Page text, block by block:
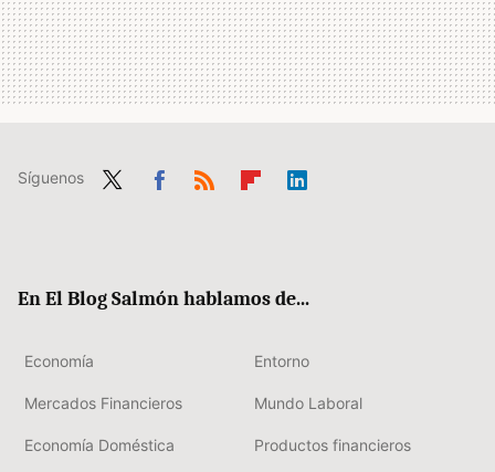
Síguenos
En El Blog Salmón hablamos de...
Economía Entorno
Mercados Financieros Mundo Laboral
Economía Doméstica Productos financieros